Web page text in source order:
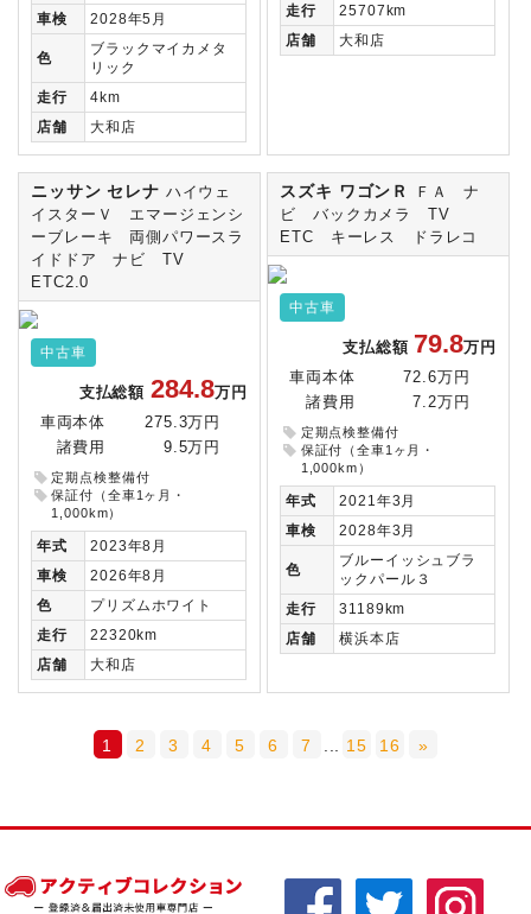
車検
2028年5月
色
ブラックマイカメタ
リック
走行
4km
店舗
大和店
走行
25707km
店舗
大和店
ニッサン セレナ ハイウェ
イスターＶ エマージェンシ
ーブレーキ 両側パワースラ
イドドア ナビ TV
ETC2.0
中古車
支払総額 284.8万円
車両本体
275.3万円
諸費用
9.5万円
定期点検整備付
保証付（全車1ヶ月・
1,000km）
年式
2023年8月
車検
2026年8月
色
プリズムホワイト
走行
22320km
店舗
大和店
スズキ ワゴンＲ
ＦＡ ナ
ビ バックカメラ TV
ETC キーレス ドラレコ
中古車
支払総額 79.8万円
車両本体
72.6万円
諸費用
7.2万円
定期点検整備付
保証付（全車1ヶ月・
1,000km）
年式
2021年3月
車検
2028年3月
色
ブルーイッシュブラ
ックパール３
走行
31189km
店舗
横浜本店
1 2 3 4 5 6 7 15 16 »